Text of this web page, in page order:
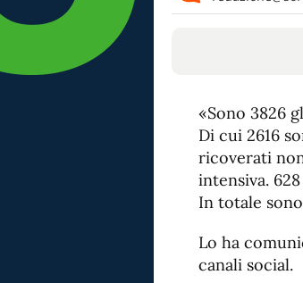
«Sono 3826
Di cui 2616
ricoverati
intensiva.
In totale
Lo ha
canali social.